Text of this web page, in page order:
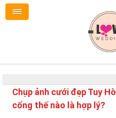
Chụp ảnh cưới đẹp Tuy
cổng thế nào là hợp lý?